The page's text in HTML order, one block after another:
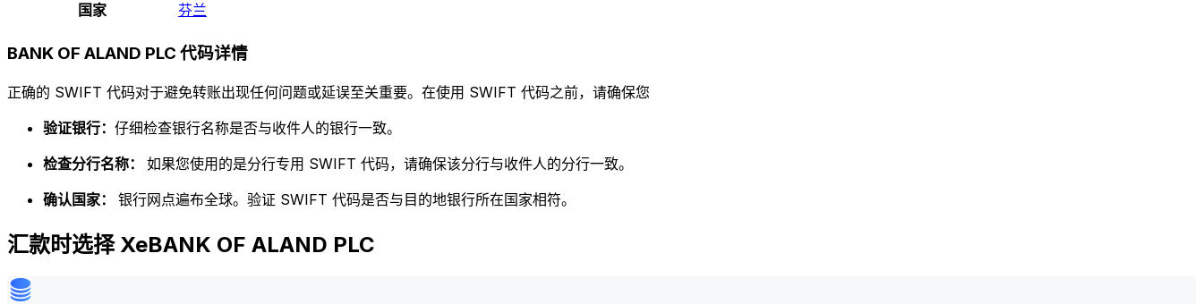
国家
芬兰
BANK OF ALAND PLC 代码详情
正确的 SWIFT 代码对于避免转账出现任何问题或延误至关重要。在使用 SWIFT 代码之前，请确保您
验证银行： 仔细检查银行名称是否与收件人的银行一致。
检查分行名称： 如果您使用的是分行专用 SWIFT 代码，请确保该分行与收件人的分行一致。
确认国家： 银行网点遍布全球。验证 SWIFT 代码是否与目的地银行所在国家相符。
汇款时选择 XeBANK OF ALAND PLC